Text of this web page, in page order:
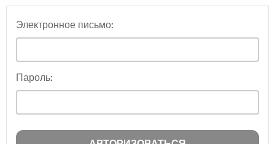
Электронное письмо:
Пароль: